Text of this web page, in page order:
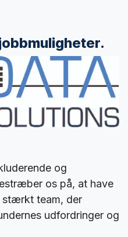
og
os på, at have
stærkt team, der
udfordringer og